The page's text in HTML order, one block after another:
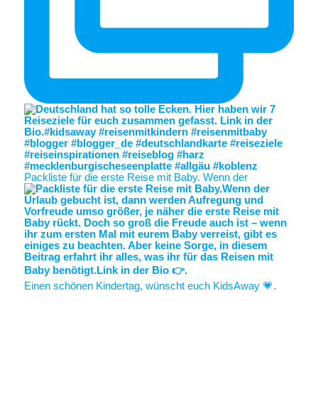
Packliste für die erste Reise mit Baby. Wenn der
Einen schönen Kindertag, wünscht euch KidsAway 💗.